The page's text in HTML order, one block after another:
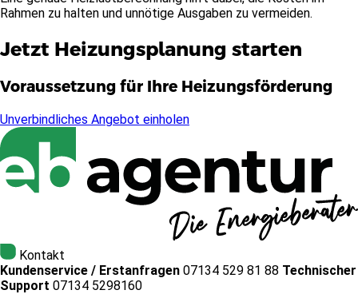
Rahmen zu halten und unnötige Ausgaben zu vermeiden.
Jetzt Heizungsplanung starten
Voraussetzung für Ihre Heizungsförderung
Unverbindliches Angebot einholen
Kontakt
Kundenservice / Erstanfragen 07134 529 81 88 Technischer
Support 07134 5298160